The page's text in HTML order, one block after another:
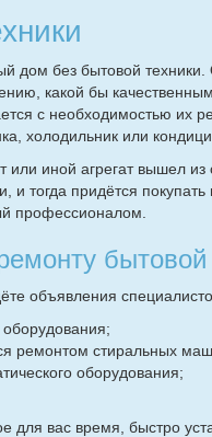
дом без бытовой
какой бы
с необходимостью их
холодильник или
иной агрегат вышел
и тогда придётся
профессионалом.
бытовой
объявления
ремонтом стиральных
оборудования;
вас время, быстро